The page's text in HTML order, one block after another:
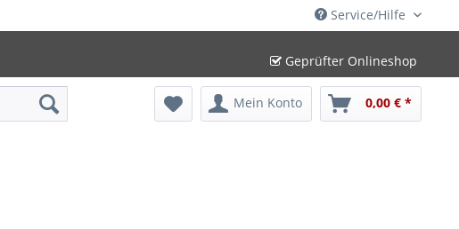
Service/Hilfe
Geprüfter Onlineshop
Mein Konto 0,00 € *